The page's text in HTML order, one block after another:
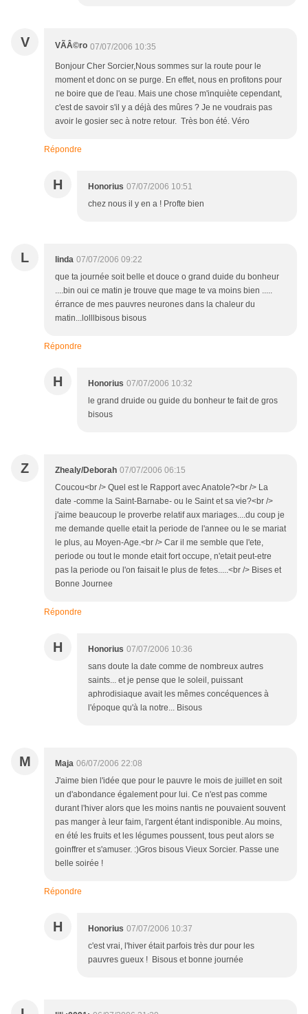
V VÃÂ©ro 07/07/2006 10:35
Bonjour Cher Sorcier,Nous sommes sur la route pour le
moment et donc on se purge. En effet, nous en profitons pour
ne boire que de l'eau. Mais une chose m'inquiète cependant,
c'est de savoir s'il y a déjà des mûres ? Je ne voudrais pas
avoir le gosier sec à notre retour. Très bon été. Véro
Répondre
H Honorius 07/07/2006 10:51
chez nous il y en a ! Profte bien
L linda 07/07/2006 09:22
que ta journée soit belle et douce o grand duide du bonheur
....bin oui ce matin je trouve que mage te va moins bien .....
érrance de mes pauvres neurones dans la chaleur du
matin...lolllbisous bisous
Répondre
H Honorius 07/07/2006 10:32
le grand druide ou guide du bonheur te fait de gros
bisous
Z Zhealy/Deborah 07/07/2006 06:15
Coucou<br /> Quel est le Rapport avec Anatole?<br /> La
date -comme la Saint-Barnabe- ou le Saint et sa vie?<br />
j'aime beaucoup le proverbe relatif aux mariages....du coup je
me demande quelle etait la periode de l'annee ou le se mariat
le plus, au Moyen-Age.<br /> Car il me semble que l'ete,
periode ou tout le monde etait fort occupe, n'etait peut-etre
pas la periode ou l'on faisait le plus de fetes.....<br /> Bises et
Bonne Journee
Répondre
H Honorius 07/07/2006 10:36
sans doute la date comme de nombreux autres
saints... et je pense que le soleil, puissant
aphrodisiaque avait les mêmes concéquences à
l'époque qu'à la notre... Bisous
M Maja 06/07/2006 22:08
J'aime bien l'idée que pour le pauvre le mois de juillet en soit
un d'abondance également pour lui. Ce n'est pas comme
durant l'hiver alors que les moins nantis ne pouvaient souvent
pas manger à leur faim, l'argent étant indisponible. Au moins,
en été les fruits et les légumes poussent, tous peut alors se
goinffrer et s'amuser. :)Gros bisous Vieux Sorcier. Passe une
belle soirée !
Répondre
H Honorius 07/07/2006 10:37
c'est vrai, l'hiver était parfois très dur pour les
pauvres gueux ! Bisous et bonne journée